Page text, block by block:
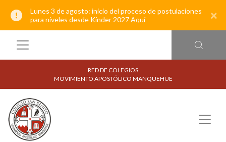
Lunes 3 de agosto: inicio del proceso de postulaciones
para niveles desde Kínder 2027Aquí ×
RED DE COLEGIOS
MOVIMIENTO APOSTÓLICO MANQUEHUE